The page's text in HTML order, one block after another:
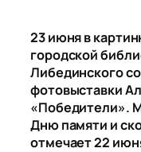
23 июня в
городской
Либединского
фотовыставки
«Победители».
Дню памяти и
отмечает 22